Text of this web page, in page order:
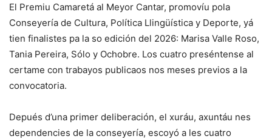
El Premiu Camaretá al Meyor Cantar, promovíu pola
Conseyería de Cultura, Política Llingüística y Deporte, yá
tien finalistes pa la so edición del 2026: Marisa Valle Roso,
Tania Pereira, Sólo y Ochobre. Los cuatro preséntense al
certame con trabayos publicaos nos meses previos a la
convocatoria.
Depués d’una primer deliberación, el xuráu, axuntáu nes
dependencies de la conseyería, escoyó a les cuatro